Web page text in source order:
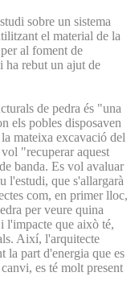
sobre un sistema
el material de la
al foment de
ha rebut un ajut de
de pedra és "una
els pobles disposaven
mateixa excavació del
"recuperar aquest
banda. Es vol avaluar
l'estudi, que s'allargarà
com, en primer lloc,
per veure quina
l'impacte que això té,
Així, l'arquitecte
la part d'energia que es
es té molt present